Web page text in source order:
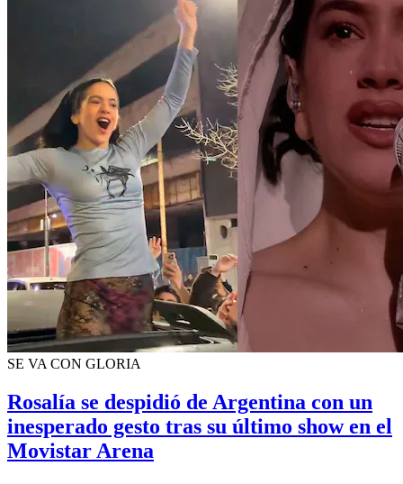
SE VA CON GLORIA
Rosalía se despidió de Argentina con un
inesperado gesto tras su último show en el
Movistar Arena